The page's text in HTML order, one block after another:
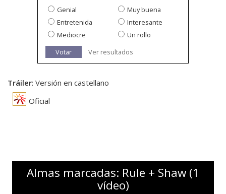
Genial
Muy buena
Entretenida
Interesante
Mediocre
Un rollo
Votar
Ver resultados
Tráiler: Versión en castellano
Oficial
Almas marcadas: Rule + Shaw (1
vídeo)